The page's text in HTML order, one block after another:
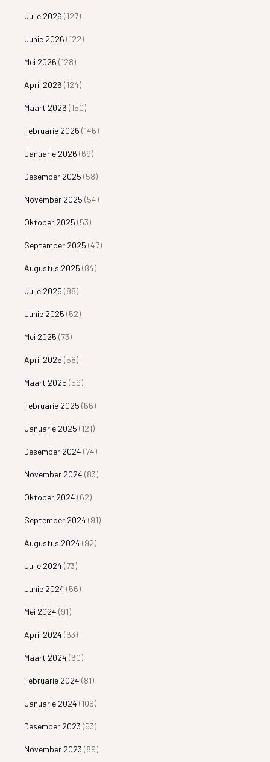
Julie 2026 (127)
Junie 2026 (122)
Mei 2026 (128)
April 2026 (124)
Maart 2026 (150)
Februarie 2026 (146)
Januarie 2026 (69)
Desember 2025 (58)
November 2025 (54)
Oktober 2025 (53)
September 2025 (47)
Augustus 2025 (84)
Julie 2025 (88)
Junie 2025 (52)
Mei 2025 (73)
April 2025 (58)
Maart 2025 (59)
Februarie 2025 (66)
Januarie 2025 (121)
Desember 2024 (74)
November 2024 (83)
Oktober 2024 (62)
September 2024 (91)
Augustus 2024 (92)
Julie 2024 (73)
Junie 2024 (56)
Mei 2024 (91)
April 2024 (63)
Maart 2024 (60)
Februarie 2024 (81)
Januarie 2024 (106)
Desember 2023 (53)
November 2023 (89)